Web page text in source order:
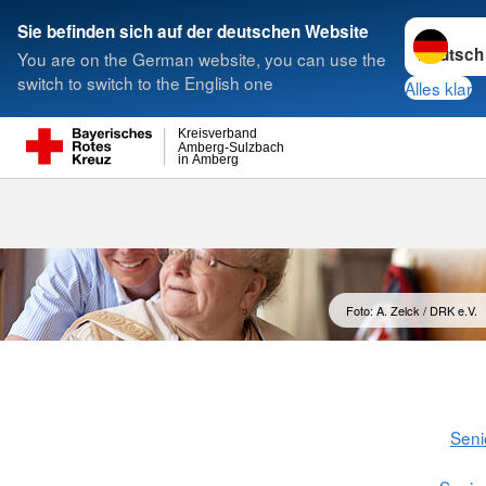
Sie befinden sich auf der deutschen Website
You are on the German website, you can use the
switch to switch to the English one
Sprache
Alles klar
in Amberg
Amberg-Sulzbach
Kreisverband
Suche
Foto: A. Zelck / DRK e.V.